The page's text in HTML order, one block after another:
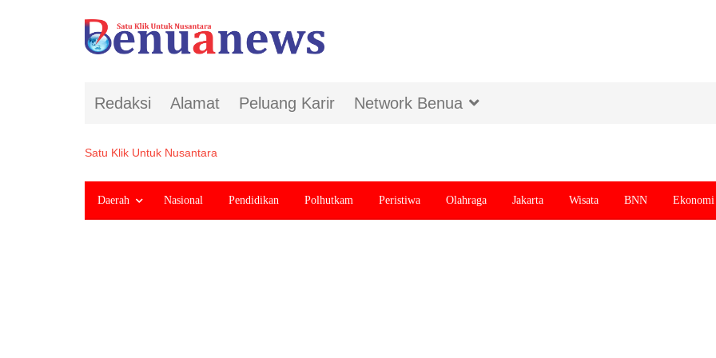
Redaksi Alamat Peluang Karir Network Benua
Satu Klik Untuk Nusantara
Daerah Nasional Pendidikan Polhutkam Peristiwa Olahraga Jakarta Wisata BNN Ekonomi